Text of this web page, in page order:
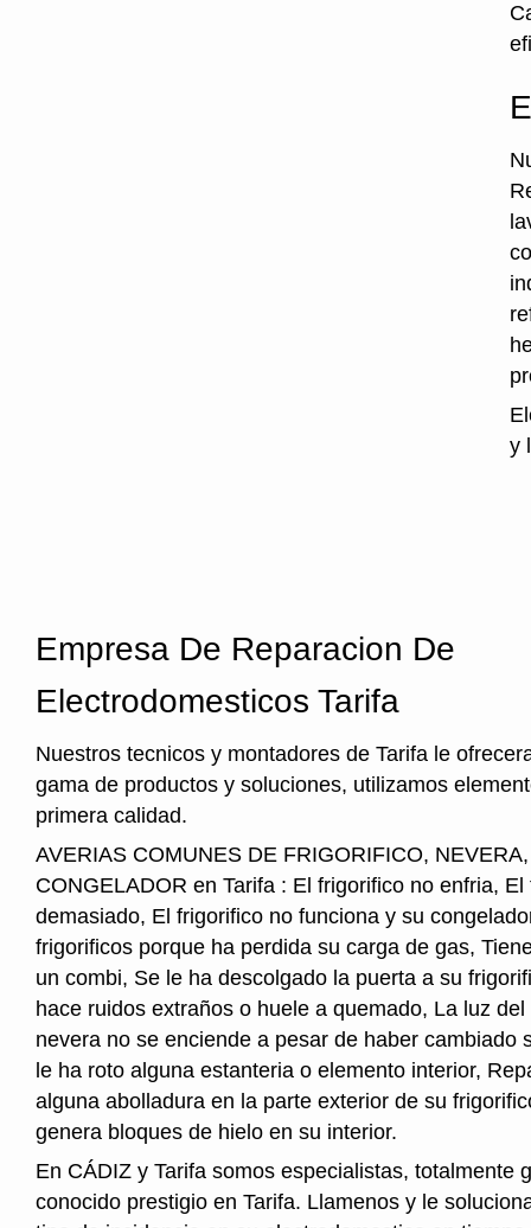
y
Empresa De Reparacion De
Electrodomesticos Tarifa
Nuestros tecnicos y montadores de Tarifa le
gama de productos y soluciones, utilizamos
primera calidad.
AVERIAS COMUNES DE FRIGORIFICO,
CONGELADOR en Tarifa : El frigorifico no enfria,
demasiado, El frigorifico no funciona y su
frigorificos porque ha perdida su carga de gas,
un combi, Se le ha descolgado la puerta a su
hace ruidos extraños o huele a quemado, La luz
nevera no se enciende a pesar de haber cambiado
le ha roto alguna estanteria o elemento interior,
alguna abolladura en la parte exterior de su
genera bloques de hielo en su interior.
En CÁDIZ y Tarifa somos especialistas, totalmente
conocido prestigio en Tarifa. Llamenos y le